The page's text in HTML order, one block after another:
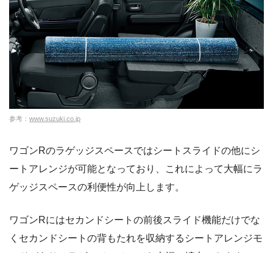
参考： www.suzuki.co.jp
ワゴンRのラゲッジスペースではシートスライドの他にシ
ートアレンジが可能となっており、これによって大幅にラ
ゲッジスペースの利便性が向上します。
ワゴンRにはセカンドシートの前後スライド機能だけでな
くセカンドシートの背もたれを収納するシートアレンジモ